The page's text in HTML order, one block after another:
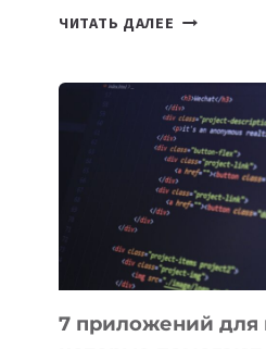
ЧИТАТЬ ДАЛЕЕ ТАСК-
ПОЛЕЗНЫХ
ДЛЯ
РАБОТЫ
7 приложений для